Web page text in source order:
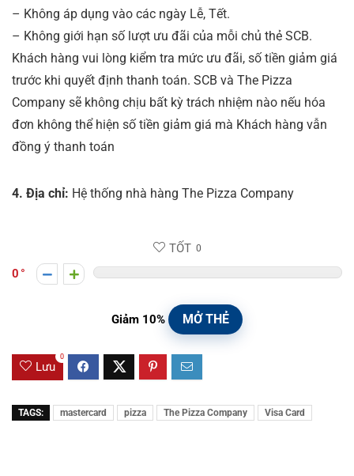
– Không áp dụng vào các ngày Lễ, Tết.
– Không giới hạn số lượt ưu đãi của mỗi chủ thẻ SCB.
Khách hàng vui lòng kiểm tra mức ưu đãi, số tiền giảm giá
trước khi quyết định thanh toán. SCB và The Pizza
Company sẽ không chịu bất kỳ trách nhiệm nào nếu hóa
đơn không thể hiện số tiền giảm giá mà Khách hàng vẫn
đồng ý thanh toán
4. Địa chỉ: Hệ thống nhà hàng The Pizza Company
TỐT 0
0
Giảm 10% MỞ THẺ
Lưu
0
TAGS: mastercard pizza The Pizza Company Visa Card